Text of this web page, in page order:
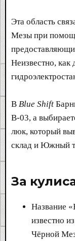
Эта область
Мезы при
Неизвестно, как
В Blue Shift
B-03, а
люк, который
склад и Южный
За
Название
известно
Чёрной